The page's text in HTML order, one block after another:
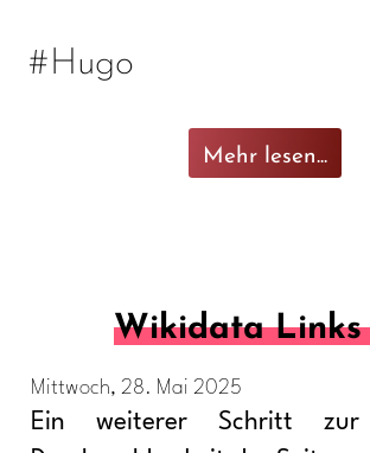
Mehr lesen...
#Hugo
Wikidata
Mittwoch, 28. Mai 2025
Ein weiterer Schritt zur